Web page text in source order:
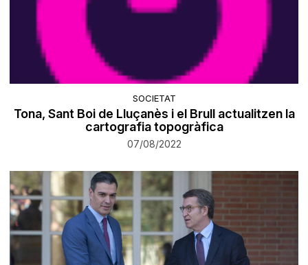
SOCIETAT
Tona, Sant Boi de Lluçanès i el Brull actualitzen la
cartografia topogràfica
07/08/2022